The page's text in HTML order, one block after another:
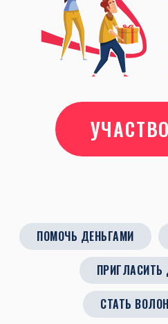
ПОМОЧЬ ДЕНЬГАМИ
ПРИГЛАСИТЬ
СТАТЬ